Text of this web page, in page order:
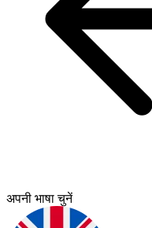
अपनी भाषा चुनें